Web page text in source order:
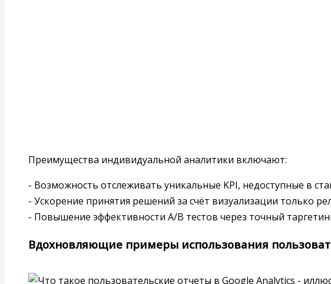
Преимущества индивидуальной аналитики включают:
- Возможность отслеживать уникальные KPI, недоступные в
- Ускорение принятия решений за счёт визуализации только
- Повышение эффективности A/B тестов через точный
Вдохновляющие примеры использования